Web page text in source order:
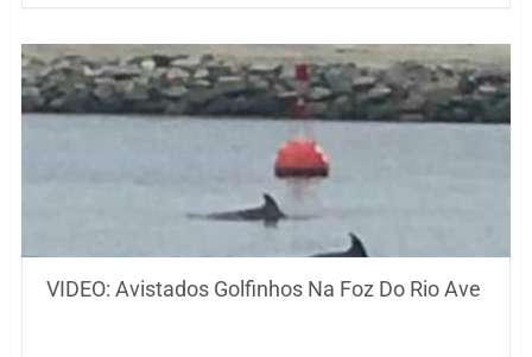
VIDEO: Avistados Golfinhos Na Foz Do Rio Ave